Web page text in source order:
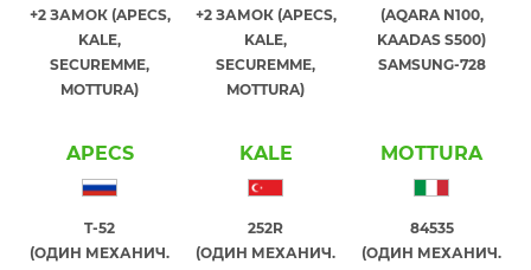
+2 ЗАМОК (APECS,
KALE,
SECUREMME,
MOTTURA)
+2 ЗАМОК (APECS,
KALE,
SECUREMME,
MOTTURA)
(AQARA N100,
KAADAS S500)
SAMSUNG-728
APECS
T-52
(ОДИН МЕХАНИЧ.
KALE
252R
(ОДИН МЕХАНИЧ.
MOTTURA
84535
(ОДИН МЕХАНИЧ.